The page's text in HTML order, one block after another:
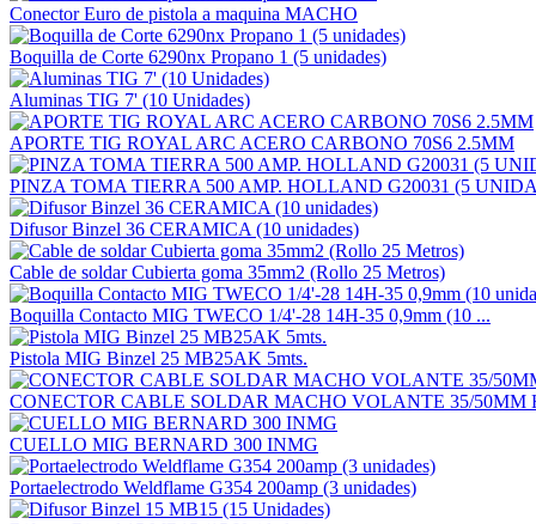
Conector Euro de pistola a maquina MACHO
Boquilla de Corte 6290nx Propano 1 (5 unidades)
Aluminas TIG 7' (10 Unidades)
APORTE TIG ROYAL ARC ACERO CARBONO 70S6 2.5MM
PINZA TOMA TIERRA 500 AMP. HOLLAND G20031 (5
Difusor Binzel 36 CERAMICA (10 unidades)
Cable de soldar Cubierta goma 35mm2 (Rollo 25 Metros)
Boquilla Contacto MIG TWECO 1/4'-28 14H-35 0,9mm (10 ...
Pistola MIG Binzel 25 MB25AK 5mts.
CONECTOR CABLE SOLDAR MACHO VOLANTE 35/50MM
CUELLO MIG BERNARD 300 INMG
Portaelectrodo Weldflame G354 200amp (3 unidades)